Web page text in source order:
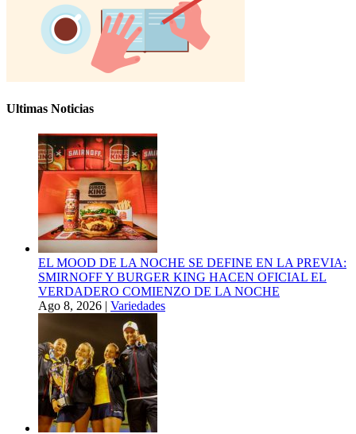
Ultimas Noticias
EL MOOD DE LA NOCHE SE DEFINE EN LA PREVIA:
SMIRNOFF Y BURGER KING HACEN OFICIAL EL
VERDADERO COMIENZO DE LA NOCHE
Ago 8, 2026 | Variedades